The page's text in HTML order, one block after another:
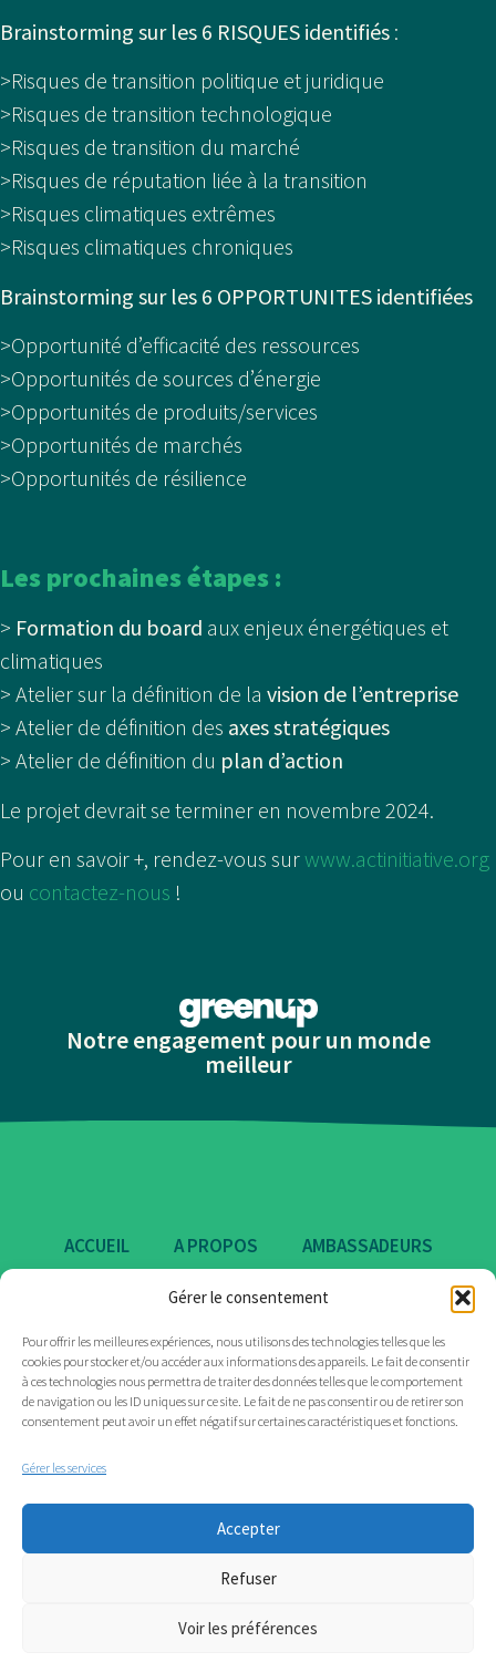
Gérer le consentement
Pour offrir les meilleures expériences, nous utilisons des technologies telles que les
cookies pour stocker et/ou accéder aux informations des appareils. Le fait de consentir
à ces technologies nous permettra de traiter des données telles que le comportement
de navigation ou les ID uniques sur ce site. Le fait de ne pas consentir ou de retirer son
consentement peut avoir un effet négatif sur certaines caractéristiques et fonctions.
Gérer les services
Accepter
Refuser
Voir les préférences
Brainstorming sur les 6 RISQUES identifiés :
>Risques de transition politique et juridique
>Risques de transition technologique
>Risques de transition du marché
>Risques de réputation liée à la transition
>Risques climatiques extrêmes
>Risques climatiques chroniques
Brainstorming sur les 6 OPPORTUNITES identifiées
>Opportunité d’efficacité des ressources
>Opportunités de sources d’énergie
>Opportunités de produits/services
>Opportunités de marchés
>Opportunités de résilience
Les prochaines étapes :
> Formation du board aux enjeux énergétiques et
climatiques
> Atelier sur la définition de la vision de l’entreprise
> Atelier de définition des axes stratégiques
> Atelier de définition du plan d’action
Le projet devrait se terminer en novembre 2024.
Pour en savoir +, rendez-vous surwww.actinitiative.org
ou contactez-nous !
Notre engagement pour un monde
meilleur
ACCUEIL A PROPOS AMBASSADEURS
ENGAGEMENTS CERTIFICATIONS
ACTUALITÉS MARQUES CONTACT